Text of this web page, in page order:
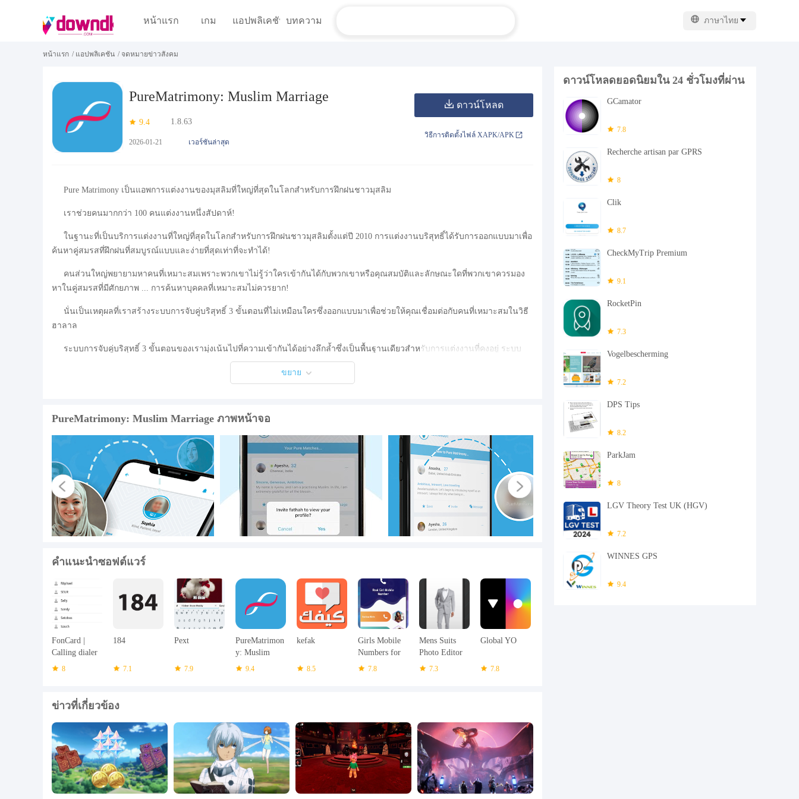
หน้าแรก เกม แอปพลิเคชัน บทความ ภาษาไทย
หน้าแรก / แอปพลิเคชัน / จดหมายข่าวสังคม
PureMatrimony: Muslim Marriage
9.4 1.8.63
2026-01-21 เวอร์ชันล่าสุด
ดาวน์โหลด
วิธีการติดตั้งไฟล์ XAPK/APK
Pure Matrimony เป็นแอพการแต่งงานของมุสลิมที่ใหญ่ที่สุดในโลกสำหรับการฝึกฝนชาวมุสลิม
เราช่วยคนมากกว่า 100 คนแต่งงานหนึ่งสัปดาห์!
ในฐานะที่เป็นบริการแต่งงานที่ใหญ่ที่สุดในโลกสำหรับการฝึกฝนชาวมุสลิมตั้งแต่ปี 2010 การแต่งงานบริสุทธิ์ได้รับการออกแบบมาเพื่อ
ค้นหาคู่สมรสที่ฝึกฝนที่สมบูรณ์แบบและง่ายที่สุดเท่าที่จะทำได้!
คนส่วนใหญ่พยายามหาคนที่เหมาะสมเพราะพวกเขาไม่รู้ว่าใครเข้ากันได้กับพวกเขาหรือคุณสมบัติและลักษณะใดที่พวกเขาควรมอง
หาในคู่สมรสที่มีศักยภาพ ... การค้นหาบุคคลที่เหมาะสมไม่ควรยาก!
นั่นเป็นเหตุผลที่เราสร้างระบบการจับคู่บริสุทธิ์ 3 ขั้นตอนที่ไม่เหมือนใครซึ่งออกแบบมาเพื่อช่วยให้คุณเชื่อมต่อกับคนที่เหมาะสมในวิธี
ฮาลาล
ระบบการจับคู่บริสุทธิ์ 3 ขั้นตอนของเรามุ่งเน้นไปที่ความเข้ากันได้อย่างลึกล้ำซึ่งเป็นพื้นฐานเดียวสำหรับการแต่งงานที่คงอยู่ ระบบ
ของเราประสบความสำเร็จอย่างมากจนขณะนี้เรากำลังช่วยเหลือคนเฉลี่ย 100 คนต่อสัปดาห์หาพันธมิตรที่สมบูรณ์แบบของพวกเขา!
ขั้นตอนที่ 3 - เชื่อมต่อกับการจับคู่ที่เหมาะสมตามที่คุณเข้ากันได้มากที่สุด!
จริยธรรมของเราขึ้นอยู่กับอัลกุรอาน Ayah ซึ่งอัลเลาะห์กล่าวว่า "ผู้หญิงแห่งความบริสุทธิ์มีไว้สำหรับผู้ชายที่มีความบริสุทธิ์และความ
บริสุทธิ์สำหรับผู้หญิงที่มีความบริสุทธิ์" (อัลกุรอาน 24:26)
นั่นเป็นเหตุผลที่เราให้เครื่องมือที่เหมาะสมกับคุณเพื่อช่วยให้คุณทำกระบวนการค้นหาคนที่น่ากลัวน้อยลง!
โปรไฟล์ส่วนตัว - การสื่อสารได้รับการสนับสนุนตามค่านิยมอิสลามบุคลิกภาพและตัวละครมากกว่าที่จะดู
Wali Integration-เพิ่ม Wali ของคุณลงในการสนทนาแบบเรียลไทม์เพื่อให้พวกเขาสามารถมีส่วนร่วมในกระบวนการแต่งงานหากคุณ
ต้องการให้พวกเขาเป็น
รูปภาพส่วนตัว - คุณสามารถควบคุมได้อย่างเต็มที่ว่าสมาชิกสามารถดูรูปภาพของคุณได้
ชาริอะฮ์ที่สอดคล้อง - รับรองโดย Shayookh และสถานศึกษาที่ได้รับการยอมรับมากที่สุดในตะวันตกรวมถึงมหาวิทยาลัยออนไลน์อิส
การกลั่นกรองโปรไฟล์ - เพื่อขจัดเวลาที่ใช้เวลาและผู้ที่มีความตั้งใจน้อยกว่าบริสุทธิ์
คู่มือการแต่งงาน - เนื้อหาปกติเกี่ยวกับปัญหาเกี่ยวกับชีวิตการแต่งงานและชีวิตครอบครัวดังนั้นคุณมักจะให้ความรู้แก่ตัวเองเพื่อโปรด
อัลลอฮ swt
เข้าร่วมกับเราวันนี้และสัมผัสกับความแตกต่างของการแต่งงานที่บริสุทธิ์สำหรับตัวคุณเอง!
มีอะไรใหม่ในเวอร์ชันล่าสุด 1.8.63
ขยาย
PureMatrimony: Muslim Marriage ภาพหน้าจอ
คำแนะนำซอฟต์แวร์
FonCard |
Calling dialer
8
184
7.1
Pext
7.9
PureMatrimon
y: Muslim
Marriage
9.4
kefak
8.5
Girls Mobile
Numbers for
Chat - Prank
7.8
Mens Suits
Photo Editor
7.3
Global YO
7.8
ข่าวที่เกี่ยวข้อง
ดาวน์โหลดยอดนิยมใน 24 ชั่วโมงที่ผ่าน
GCamator
7.8
Recherche artisan par GPRS
8
Clik
8.7
CheckMyTrip Premium
9.1
RocketPin
7.3
Vogelbescherming
7.2
DPS Tips
8.2
ParkJam
8
LGV Theory Test UK (HGV)
7.2
WINNES GPS
9.4